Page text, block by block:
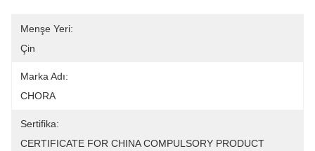
Menşe Yeri:
Çin
Marka Adı:
CHORA
Sertifika:
CERTIFICATE FOR CHINA COMPULSORY PRODUCT